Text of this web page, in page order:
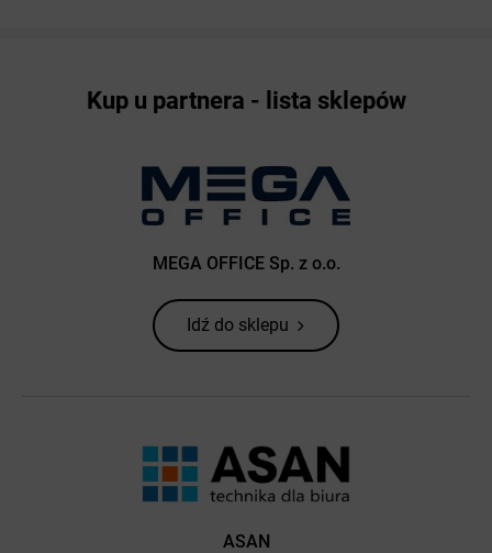
Kup u partnera - lista sklepów
MEGA OFFICE Sp. z o.o.
Idź do sklepu
ASAN